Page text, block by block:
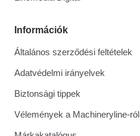
Információk
Általános szerződési feltételek
Adatvédelmi irányelvek
Biztonsági tippek
Vélemények a Machineryline-ról